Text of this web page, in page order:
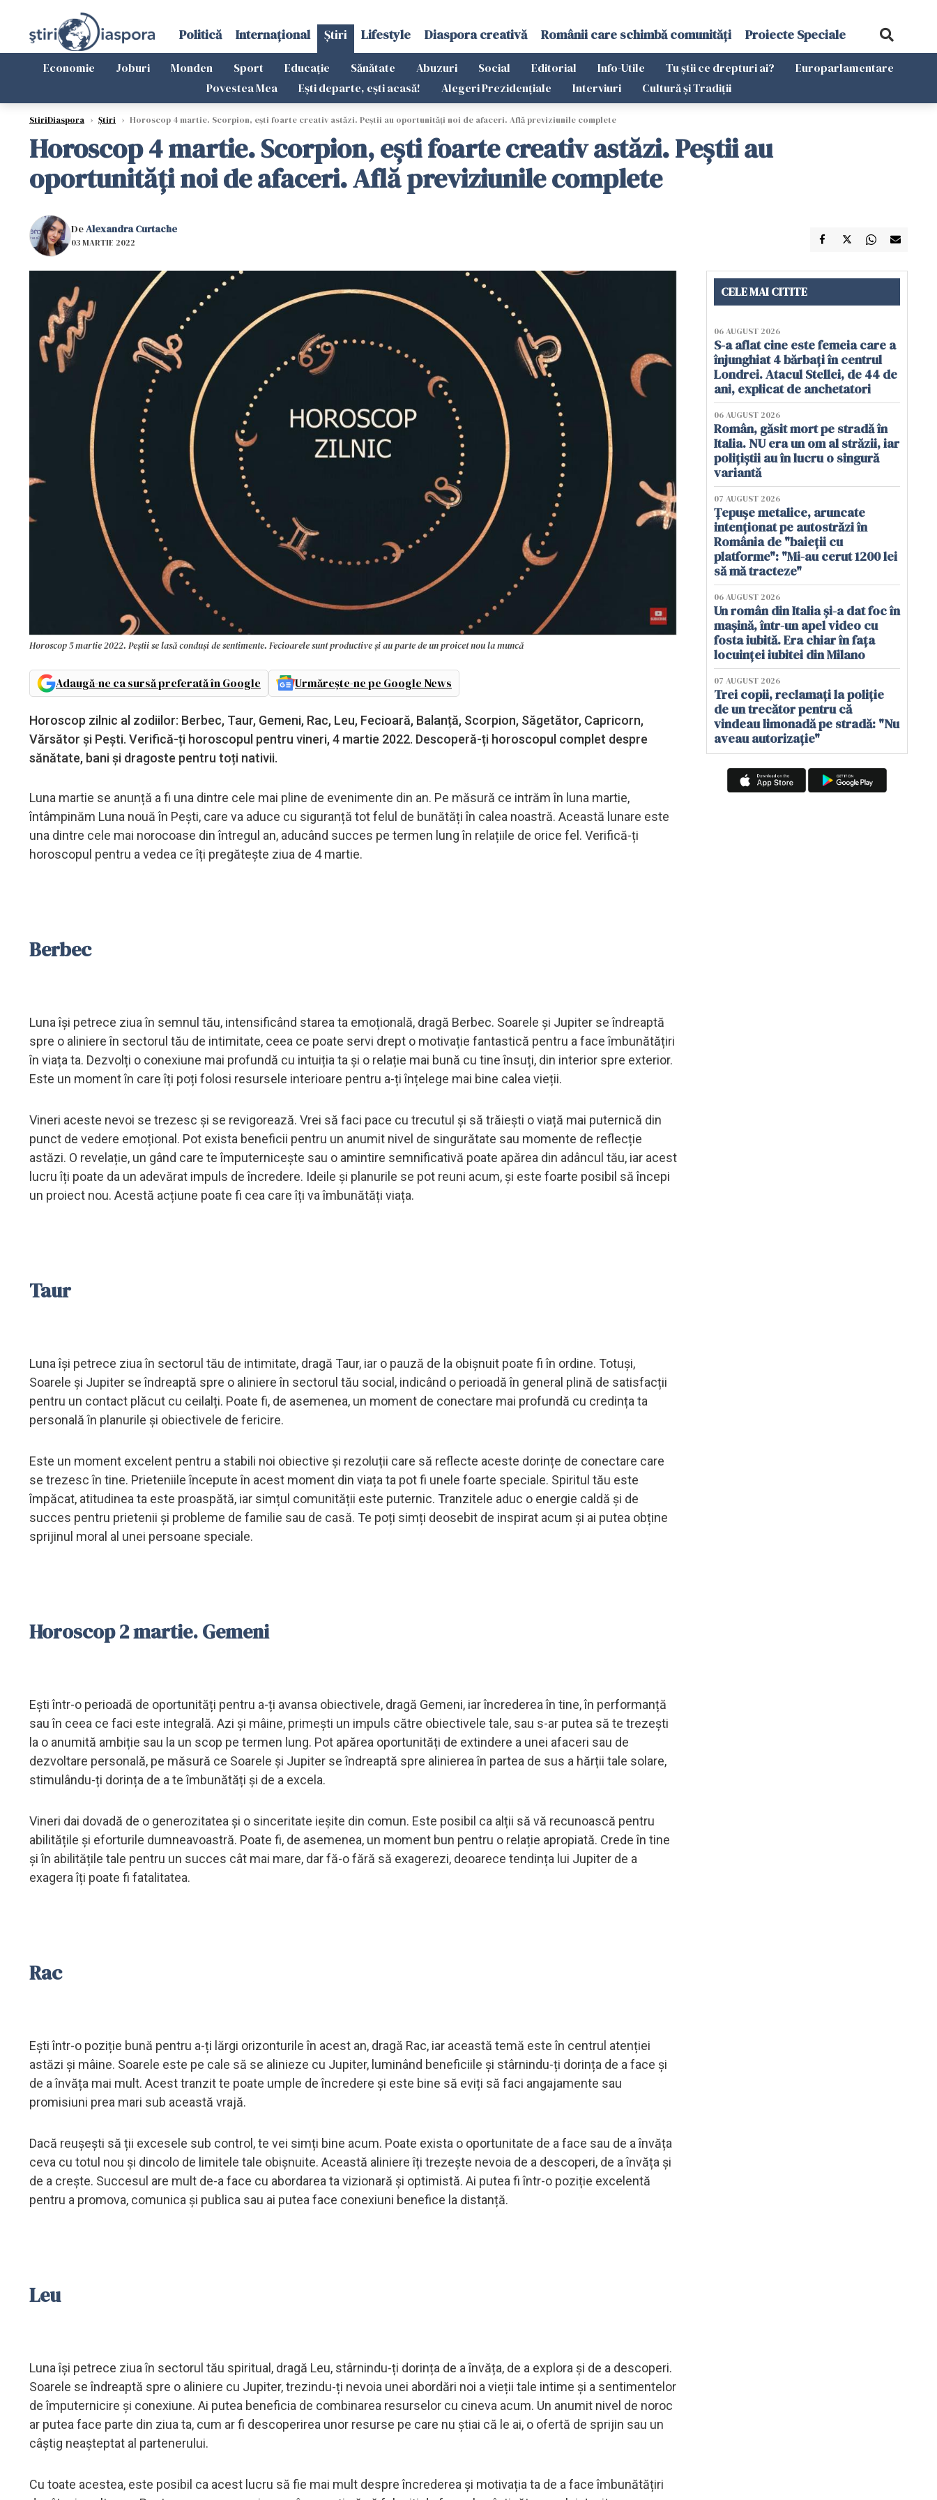
Politică Internațional Știri Lifestyle Diaspora creativă Românii care schimbă comunități Proiecte Speciale
Economie Joburi Monden Sport Educație Sănătate Abuzuri Social Editorial Info-Utile Tu știi ce drepturi ai?
Europarlamentare
Povestea Mea
Ești departe, ești acasă! Alegeri Prezidențiale Interviuri Cultură și Tradiții
StiriDiaspora › Știri › Horoscop 4 martie. Scorpion, ești foarte creativ astăzi. Peștii au oportunități noi de afaceri. Află previziunile complete
Horoscop 4 martie. Scorpion, ești foarte creativ astăzi. Peștii au
oportunități noi de afaceri. Află previziunile complete
DeAlexandra Curtache
03 MARTIE 2022
Horoscop 5 martie 2022. Peștii se lasă conduși de sentimente. Fecioarele sunt productive și au parte de un proicet nou la muncă
Adaugă-ne ca sursă preferată în Google Urmărește-ne pe Google News
Horoscop zilnic al zodiilor: Berbec, Taur, Gemeni, Rac, Leu, Fecioară, Balanță, Scorpion, Săgetător, Capricorn,
Vărsător și Pești. Verifică-ți horoscopul pentru vineri, 4 martie 2022. Descoperă-ți horoscopul complet despre
sănătate, bani și dragoste pentru toți nativii.
Luna martie se anunță a fi una dintre cele mai pline de evenimente din an. Pe măsură ce intrăm în luna martie,
întâmpinăm Luna nouă în Pești, care va aduce cu siguranță tot felul de bunătăți în calea noastră. Această lunare este
una dintre cele mai norocoase din întregul an, aducând succes pe termen lung în relațiile de orice fel. Verifică-ți
horoscopul pentru a vedea ce îți pregătește ziua de 4 martie.
Berbec
Luna își petrece ziua în semnul tău, intensificând starea ta emoțională, dragă Berbec. Soarele și Jupiter se îndreaptă
spre o aliniere în sectorul tău de intimitate, ceea ce poate servi drept o motivație fantastică pentru a face îmbunătățiri
în viața ta. Dezvolți o conexiune mai profundă cu intuiția ta și o relație mai bună cu tine însuți, din interior spre exterior.
Este un moment în care îți poți folosi resursele interioare pentru a-ți înțelege mai bine calea vieții.
Vineri aceste nevoi se trezesc și se revigorează. Vrei să faci pace cu trecutul și să trăiești o viață mai puternică din
punct de vedere emoțional. Pot exista beneficii pentru un anumit nivel de singurătate sau momente de reflecție
astăzi. O revelație, un gând care te împuternicește sau o amintire semnificativă poate apărea din adâncul tău, iar acest
lucru îți poate da un adevărat impuls de încredere. Ideile și planurile se pot reuni acum, și este foarte posibil să începi
un proiect nou. Acestă acțiune poate fi cea care îți va îmbunătăți viața.
Taur
Luna își petrece ziua în sectorul tău de intimitate, dragă Taur, iar o pauză de la obișnuit poate fi în ordine. Totuși,
Soarele și Jupiter se îndreaptă spre o aliniere în sectorul tău social, indicând o perioadă în general plină de satisfacții
pentru un contact plăcut cu ceilalți. Poate fi, de asemenea, un moment de conectare mai profundă cu credința ta
personală în planurile și obiectivele de fericire.
Este un moment excelent pentru a stabili noi obiective și rezoluții care să reflecte aceste dorințe de conectare care
se trezesc în tine. Prieteniile începute în acest moment din viața ta pot fi unele foarte speciale. Spiritul tău este
împăcat, atitudinea ta este proaspătă, iar simțul comunității este puternic. Tranzitele aduc o energie caldă și de
succes pentru prietenii și probleme de familie sau de casă. Te poți simți deosebit de inspirat acum și ai putea obține
sprijinul moral al unei persoane speciale.
Horoscop 2 martie. Gemeni
Ești într-o perioadă de oportunități pentru a-ți avansa obiectivele, dragă Gemeni, iar încrederea în tine, în performanță
sau în ceea ce faci este integrală. Azi și mâine, primești un impuls către obiectivele tale, sau s-ar putea să te trezești
la o anumită ambiție sau la un scop pe termen lung. Pot apărea oportunități de extindere a unei afaceri sau de
dezvoltare personală, pe măsură ce Soarele și Jupiter se îndreaptă spre alinierea în partea de sus a hărții tale solare,
stimulându-ți dorința de a te îmbunătăți și de a excela.
Vineri dai dovadă de o generozitatea și o sinceritate ieșite din comun. Este posibil ca alții să vă recunoască pentru
abilitățile și eforturile dumneavoastră. Poate fi, de asemenea, un moment bun pentru o relație apropiată. Crede în tine
și în abilitățile tale pentru un succes cât mai mare, dar fă-o fără să exagerezi, deoarece tendința lui Jupiter de a
exagera îți poate fi fatalitatea.
Rac
Ești într-o poziție bună pentru a-ți lărgi orizonturile în acest an, dragă Rac, iar această temă este în centrul atenției
astăzi și mâine. Soarele este pe cale să se alinieze cu Jupiter, luminând beneficiile și stârnindu-ți dorința de a face și
de a învăța mai mult. Acest tranzit te poate umple de încredere și este bine să eviți să faci angajamente sau
promisiuni prea mari sub această vrajă.
Dacă reușești să ții excesele sub control, te vei simți bine acum. Poate exista o oportunitate de a face sau de a învăța
ceva cu totul nou și dincolo de limitele tale obișnuite. Această aliniere îți trezește nevoia de a descoperi, de a învăța și
de a crește. Succesul are mult de-a face cu abordarea ta vizionară și optimistă. Ai putea fi într-o poziție excelentă
pentru a promova, comunica și publica sau ai putea face conexiuni benefice la distanță.
Leu
Luna își petrece ziua în sectorul tău spiritual, dragă Leu, stârnindu-ți dorința de a învăța, de a explora și de a descoperi.
Soarele se îndreaptă spre o aliniere cu Jupiter, trezindu-ți nevoia unei abordări noi a vieții tale intime și a sentimentelor
de împuternicire și conexiune. Ai putea beneficia de combinarea resurselor cu cineva acum. Un anumit nivel de noroc
ar putea face parte din ziua ta, cum ar fi descoperirea unor resurse pe care nu știai că le ai, o ofertă de sprijin sau un
câștig neașteptat al partenerului.
Cu toate acestea, este posibil ca acest lucru să fie mai mult despre încrederea și motivația ta de a face îmbunătățiri
CELE MAI CITITE
06 AUGUST 2026
S-a aflat cine este femeia care a
înjunghiat 4 bărbați în centrul
Londrei. Atacul Stellei, de 44 de
ani, explicat de anchetatori
06 AUGUST 2026
Român, găsit mort pe stradă în
Italia. NU era un om al străzii, iar
polițiștii au în lucru o singură
variantă
07 AUGUST 2026
Țepușe metalice, aruncate
intenționat pe autostrăzi în
România de "baieții cu
platforme": "Mi-au cerut 1200 lei
să mă tracteze"
06 AUGUST 2026
Un român din Italia și-a dat foc în
mașină, într-un apel video cu
fosta iubită. Era chiar în fața
locuinței iubitei din Milano
07 AUGUST 2026
Trei copii, reclamați la poliție
de un trecător pentru că
vindeau limonadă pe stradă: "Nu
aveau autorizație"